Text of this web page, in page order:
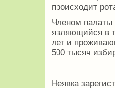
происходит
Членом палаты
являющийся в
лет и
500 тысяч
Неявка